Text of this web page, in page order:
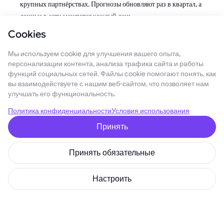
крупных партнёрствах. Прогнозы обновляют раз в квартал, а
данные в сети меняются каждый день.
Что делать дальше
Если ты дочитал до этого места, ты уже не играешь в казино
— ты начинаешь строить систему.
Сохрани себе эту статью как «каркас» для работы с
по ETF-притокам, TVL и цене эфира с теми сценариями,
которые мы разобрали, и посмотри, какой из них на
сегодняшний день ближе к реальности.
Telegram|Discord|Twitter (X)|Medium|Instagram
Cookies
Мы используем cookie для улучшения вашего опыта,
персонализации контента, анализа трафика сайта и работы
функций социальных сетей. Файлы cookie помогают понять, как
вы взаимодействуете с нашим веб-сайтом, что позволяет нам
улучшать его функциональность.
Политика конфиденциальностиУсловия использования
Принять
Принять обязательные
Настроить